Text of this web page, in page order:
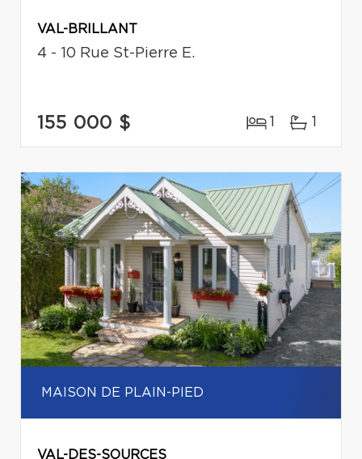
VAL-BRILLANT
4 - 10 Rue St-Pierre E.
155 000 $ 1 1
MAISON DE PLAIN-PIED
VAL-DES-SOURCES